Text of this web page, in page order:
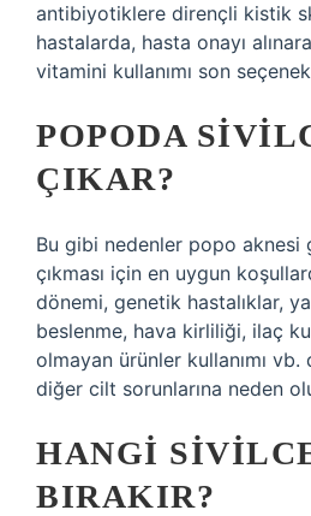
antibiyotiklere dirençli kistik
hastalarda, hasta onayı
vitamini kullanımı son
POPODA
ÇIKAR?
Bu gibi nedenler popo aknesi
çıkması için en uygun
dönemi, genetik hastalıklar,
beslenme, hava kirliliği, ilaç
olmayan ürünler kullanımı
diğer cilt sorunlarına neden
HANGI
BIRAKIR?